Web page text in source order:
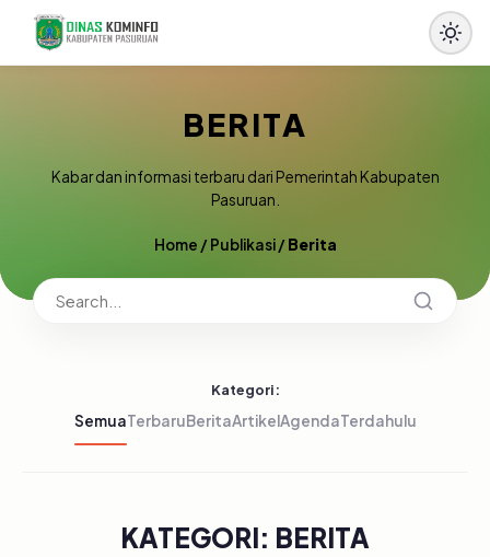
BERITA
Kabar dan informasi terbaru dari Pemerintah Kabupaten
Pasuruan.
Home /Publikasi/Berita
Kategori:
SemuaTerbaruBeritaArtikelAgendaTerdahulu
KATEGORI: BERITA